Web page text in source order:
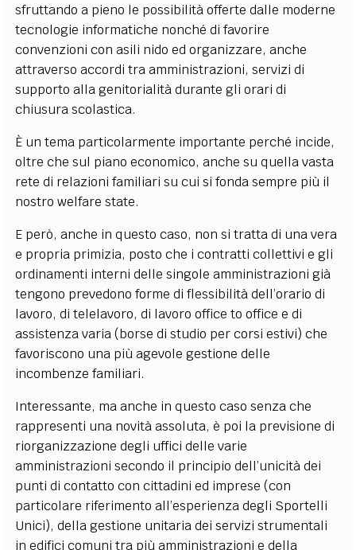
sfruttando a pieno le possibilità offerte dalle moderne
tecnologie informatiche nonché di favorire
convenzioni con asili nido ed organizzare, anche
attraverso accordi tra amministrazioni, servizi di
supporto alla genitorialità durante gli orari di
chiusura scolastica.
È un tema particolarmente importante perché incide,
oltre che sul piano economico, anche su quella vasta
rete di relazioni familiari su cui si fonda sempre più il
nostro welfare state.
E però, anche in questo caso, non si tratta di una vera
e propria primizia, posto che i contratti collettivi e gli
ordinamenti interni delle singole amministrazioni già
tengono prevedono forme di flessibilità dell’orario di
lavoro, di telelavoro, di lavoro office to office e di
assistenza varia (borse di studio per corsi estivi) che
favoriscono una più agevole gestione delle
incombenze familiari.
Interessante, ma anche in questo caso senza che
rappresenti una novità assoluta, è poi la previsione di
riorganizzazione degli uffici delle varie
amministrazioni secondo il principio dell’unicità dei
punti di contatto con cittadini ed imprese (con
particolare riferimento all’esperienza degli Sportelli
Unici), della gestione unitaria dei servizi strumentali
in edifici comuni tra più amministrazioni e della